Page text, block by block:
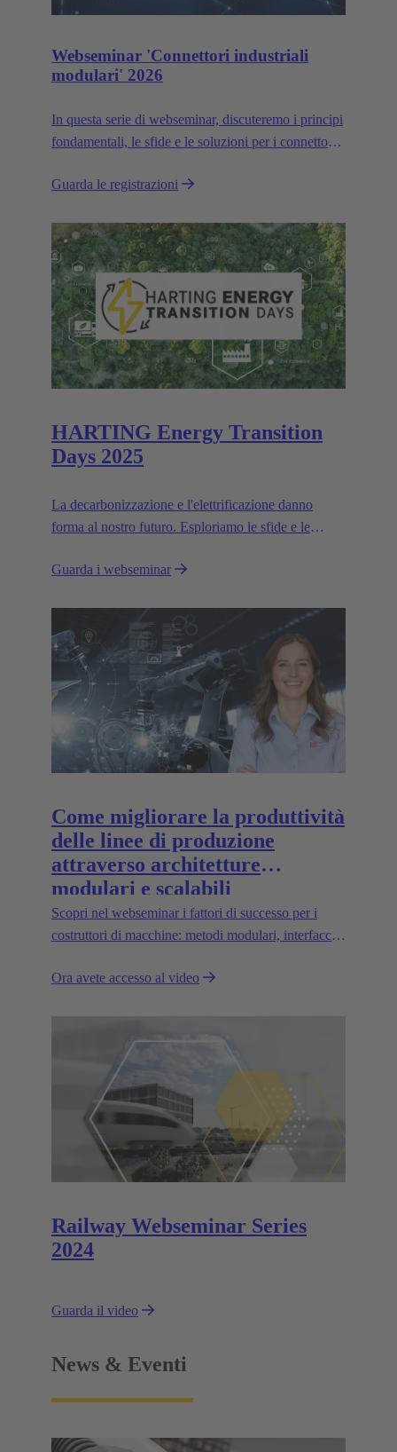
Webseminar 'Connettori industriali
modulari' 2026
In questa serie di webseminar, discuteremo i principi
fondamentali, le sfide e le soluzioni per i connettori
Guarda le registrazioni
HARTING Energy Transition
Days 2025
La decarbonizzazione e l'elettrificazione danno
forma al nostro futuro. Esploriamo le sfide e le
Guarda i webseminar
Come migliorare la produttività
delle linee di produzione
attraverso architetture
modulari e scalabili
Scopri nel webseminar i fattori di successo per i
costruttori di macchine: metodi modulari, interfacce
Ora avete accesso al video
Railway Webseminar Series
2024
Guarda il video
News & Eventi